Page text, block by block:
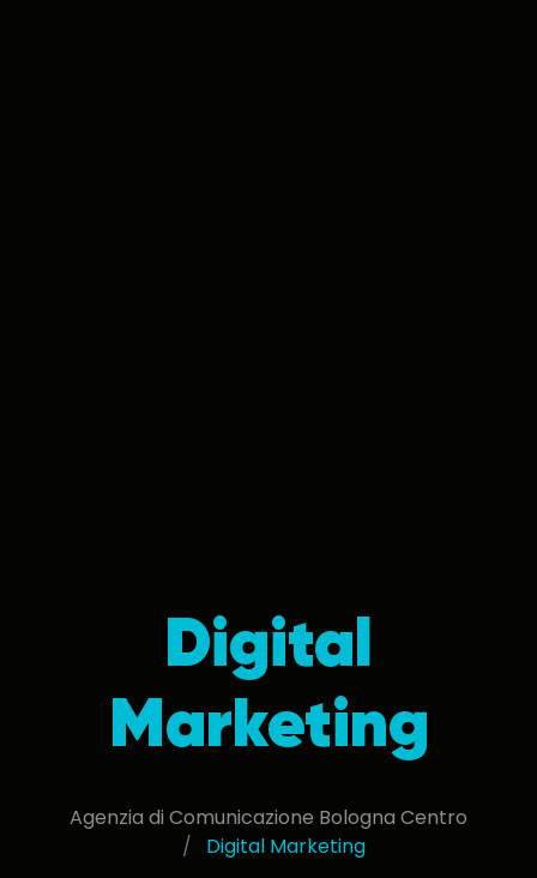
Digital
Marketing
Agenzia di Comunicazione Bologna Centro
Digital Marketing